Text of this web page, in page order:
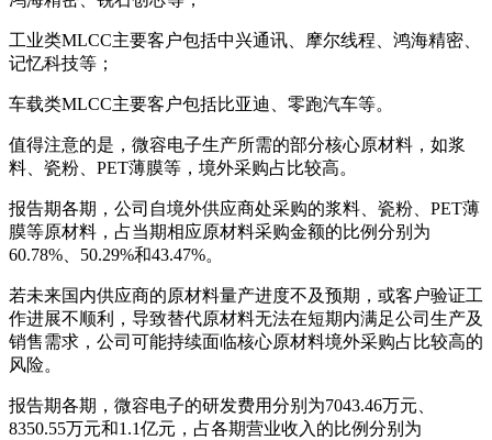
工业类MLCC主要客户包括中兴通讯、摩尔线程、鸿海精密、
记忆科技等；
车载类MLCC主要客户包括比亚迪、零跑汽车等。
值得注意的是，微容电子生产所需的部分核心原材料，如浆
料、瓷粉、PET薄膜等，境外采购占比较高。
报告期各期，公司自境外供应商处采购的浆料、瓷粉、PET薄
膜等原材料，占当期相应原材料采购金额的比例分别为
60.78%、50.29%和43.47%。
若未来国内供应商的原材料量产进度不及预期，或客户验证工
作进展不顺利，导致替代原材料无法在短期内满足公司生产及
销售需求，公司可能持续面临核心原材料境外采购占比较高的
风险。
报告期各期，微容电子的研发费用分别为7043.46万元、
8350.55万元和1.1亿元，占各期营业收入的比例分别为